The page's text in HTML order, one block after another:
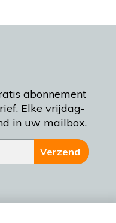
abonnement
Elke vrijdag-
in uw mailbox.
Verzend